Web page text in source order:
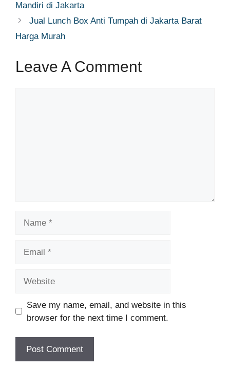
Mandiri di Jakarta
Jual Lunch Box Anti Tumpah di Jakarta Barat
Harga Murah
Leave A Comment
Save my name, email, and website in this
browser for the next time I comment.